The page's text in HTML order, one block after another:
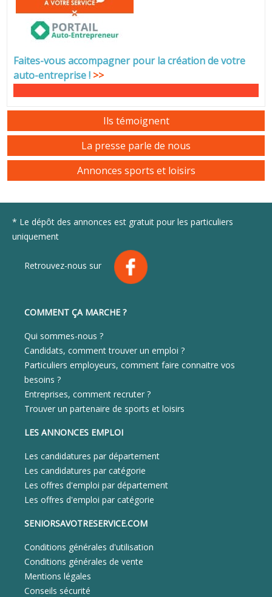
Faites-vous accompagner pour la création de votre
auto-entreprise! >>
Ils témoignent
La presse parle de nous
Annonces sports et loisirs
* Le dépôt des annonces est gratuit pour les particuliers
uniquement
Retrouvez-nous sur
COMMENT ÇA MARCHE ?
Qui sommes-nous ?
Candidats, comment trouver un emploi ?
Particuliers employeurs, comment faire connaitre vos
besoins ?
Entreprises, comment recruter ?
Trouver un partenaire de sports et loisirs
LES ANNONCES EMPLOI
Les candidatures par département
Les candidatures par catégorie
Les offres d'emploi par département
Les offres d'emploi par catégorie
SENIORSAVOTRESERVICE.COM
Conditions générales d'utilisation
Conditions générales de vente
Mentions légales
Conseils sécurité